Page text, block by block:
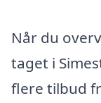
Når du
taget i
flere tilbud